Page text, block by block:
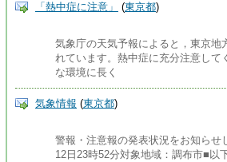
「熱中症に注意」 (東京都)
気象庁の天気予報によると，東京地
れています。熱中症に充分注意して
な環境に長く
気象情報 (東京都)
警報・注意報の発表状況をお知らせ
12日23時52分対象地域：調布市■以